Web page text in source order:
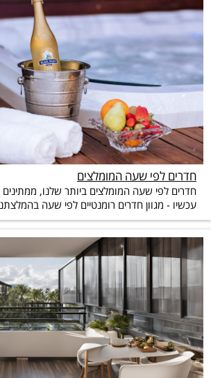
חדרים לפי שעה המומלצים
חדרים לפי שעה המומלצים ביותר שלנו,
עכשיו - מגוון חדרים רומנטיים לפי שעה